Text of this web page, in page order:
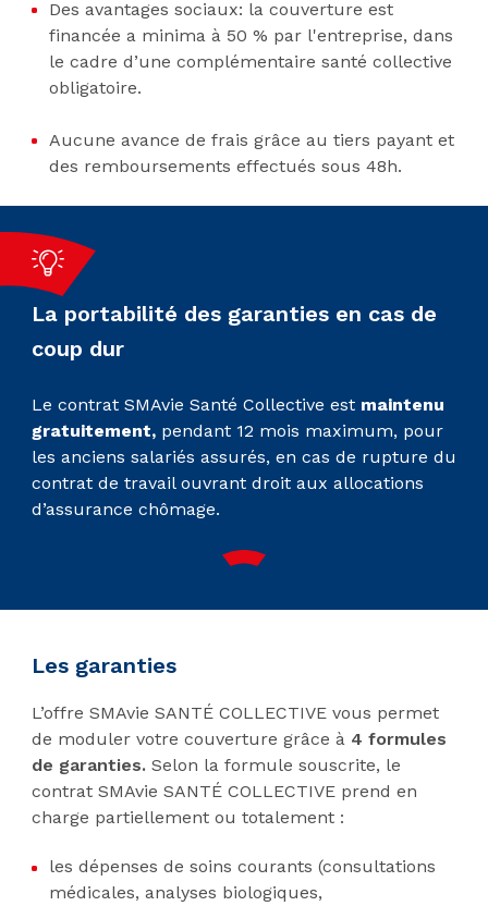
Des avantages sociaux: la couverture est
financée a minima à 50 % par l'entreprise, dans
le cadre d’une complémentaire santé collective
obligatoire.
Aucune avance de frais grâce au tiers payant et
des remboursements effectués sous 48h.
La portabilité des garanties en cas de
coup dur
Le contrat SMAvie Santé Collective est maintenu
gratuitement,pendant 12 mois maximum, pour
les anciens salariés assurés, en cas de rupture du
contrat de travail ouvrant droit aux allocations
d’assurance chômage.
Les garanties
L’offre SMAvie SANTÉ COLLECTIVE vous permet
de moduler votre couverture grâce à 4 formules
de garanties. Selon la formule souscrite, le
contrat SMAvie SANTÉ COLLECTIVE prend en
charge partiellement ou totalement :
les dépenses de soins courants (consultations
médicales, analyses biologiques,